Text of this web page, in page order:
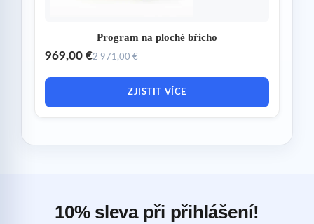
Program na ploché břicho
969,00 €2 971,00 €
ZJISTIT VÍCE
10% sleva při přihlášení!